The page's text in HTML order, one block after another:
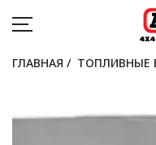
ГЛАВНАЯ / ТОПЛИВНЫЕ